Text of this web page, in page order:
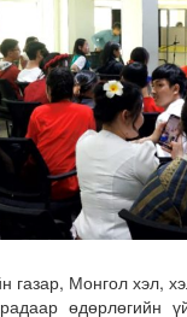
газар, Монгол хэл,
өдөрлөгийн